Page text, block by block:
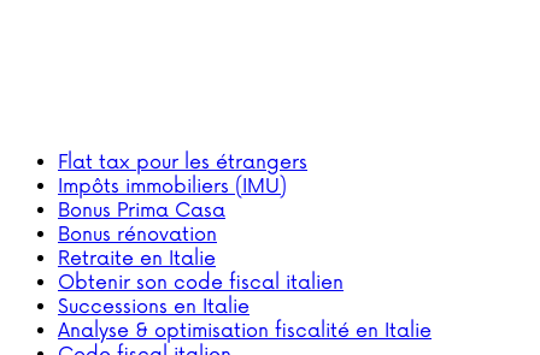
Flat tax pour les étrangers
Impôts immobiliers (IMU)
Bonus Prima Casa
Bonus rénovation
Retraite en Italie
Obtenir son code fiscal italien
Successions en Italie
Analyse & optimisation fiscalité en Italie